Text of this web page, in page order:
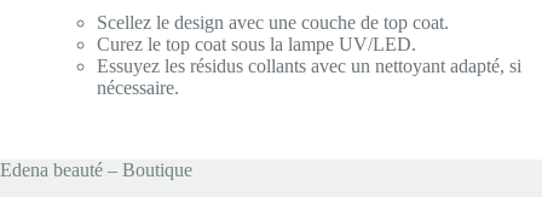
Scellez le design avec une couche de top coat.
Curez le top coat sous la lampe UV/LED.
Essuyez les résidus collants avec un nettoyant adapté, si
nécessaire.
Edena beauté – Boutique